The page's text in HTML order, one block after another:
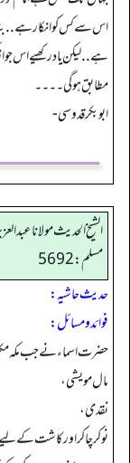
اس سے کس کو انکار ہے ..
ہے .. لیکن یاد رکھیے اس
مطابق ہو گی۔۔۔۔
ابوبکر قدوسی -
الشيخ الحديث مولانا
مسلم: 5692
حدیث حاشیہ:
فوائد ومسائل:
حضرت اسماء نے جب مکہ
مال مویشی،
نقدی،
نوکر چاکر اور کاشت کے